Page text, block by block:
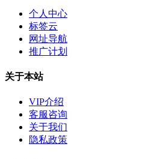
个人中心
标签云
网址导航
推广计划
关于本站
VIP介绍
客服咨询
关于我们
隐私政策